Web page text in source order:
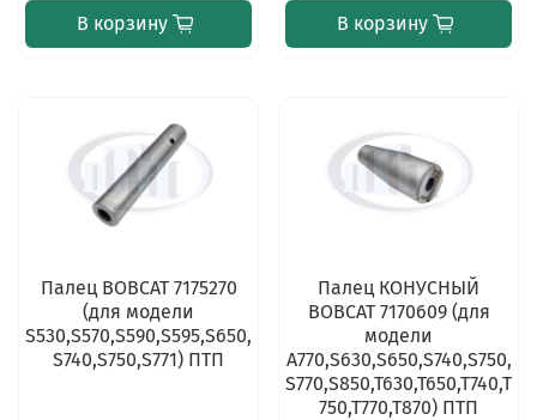
В корзину В корзину
Палец BOBCAT 7175270
(для модели
S530,S570,S590,S595,S650,
S740,S750,S771) ПТП
Палец КОНУСНЫЙ
BOBCAT 7170609 (для
модели
A770,S630,S650,S740,S750,
S770,S850,T630,T650,T740,T
750,T770,T870) ПТП